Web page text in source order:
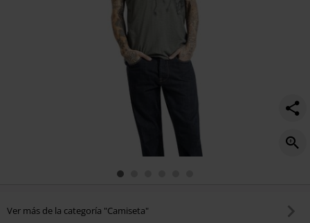
Ver más de la categoría "Camiseta"